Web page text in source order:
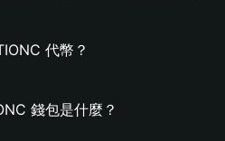
代幣？
錢包是什麼？